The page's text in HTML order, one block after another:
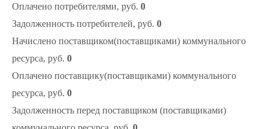
Оплачено потребителями, руб. 0
Задолженность потребителей, руб. 0
Начислено поставщиком(поставщиками) коммунального
ресурса, руб. 0
Оплачено поставщику(поставщиками) коммунального
ресурса, руб. 0
Задолженность перед поставщиком (поставщиками)